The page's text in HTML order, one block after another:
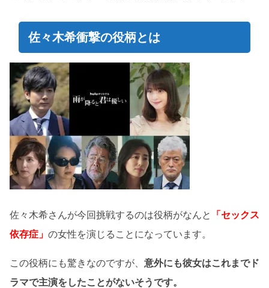
佐々木希衝撃の役柄とは
佐々木希さんが今回挑戦するのは役柄がなんと
「セックス
依存症」 の女性を演じることになっています。
この役柄にも驚きなのですが、 意外にも彼女はこれまでド
ラマで主演をしたことがないそうです。